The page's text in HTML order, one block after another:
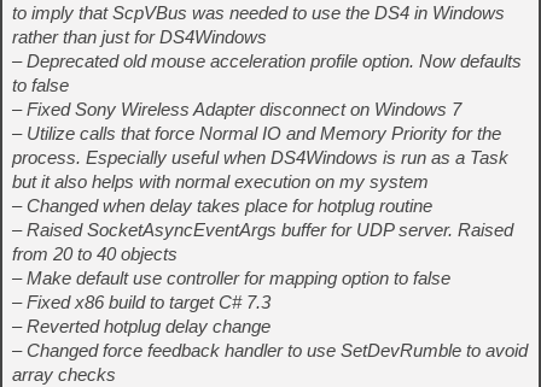
to imply that ScpVBus was needed to use the DS4 in Windows
rather than just for DS4Windows
– Deprecated old mouse acceleration profile option. Now defaults
to false
– Fixed Sony Wireless Adapter disconnect on Windows 7
– Utilize calls that force Normal IO and Memory Priority for the
process. Especially useful when DS4Windows is run as a Task
but it also helps with normal execution on my system
– Changed when delay takes place for hotplug routine
– Raised SocketAsyncEventArgs buffer for UDP server. Raised
from 20 to 40 objects
– Make default use controller for mapping option to false
– Fixed x86 build to target C# 7.3
– Reverted hotplug delay change
– Changed force feedback handler to use SetDevRumble to avoid
array checks